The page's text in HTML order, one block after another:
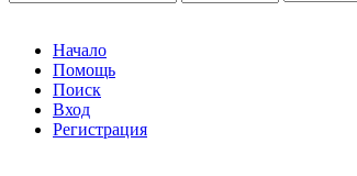
Начало
Помощь
Поиск
Вход
Регистрация